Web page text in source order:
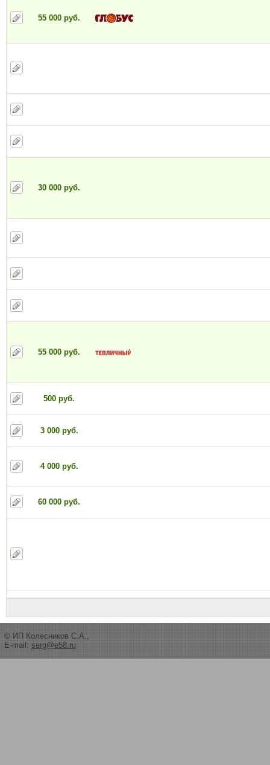
55 000 руб.
30 000 руб.
55 000 руб.
500 руб.
3 000 руб.
4 000 руб.
60 000 руб.
© ИП Колесников С.А.,
E-mail: serg@e58.ru